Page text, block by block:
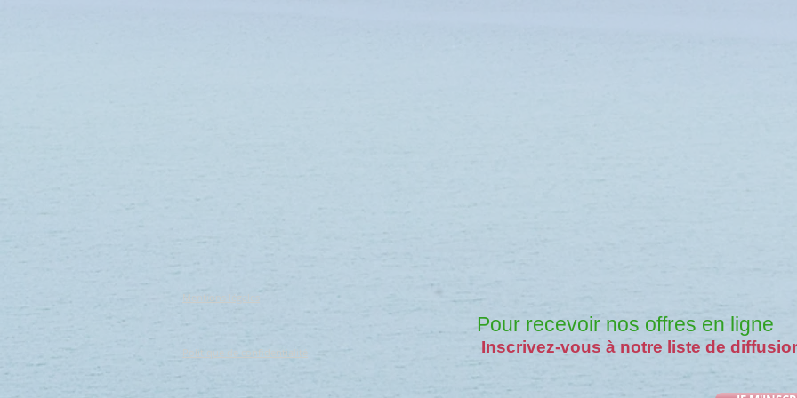
Mentions légales
Politique de confidentialité
Pour recevoir nos offres en ligne
Inscrivez-vous à notre liste de